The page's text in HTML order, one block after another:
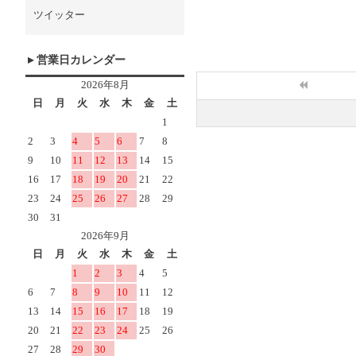
ツイッター
営業日カレンダー